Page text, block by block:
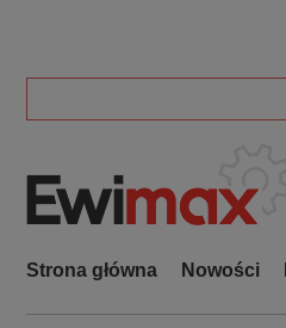
Strona główna Nowości